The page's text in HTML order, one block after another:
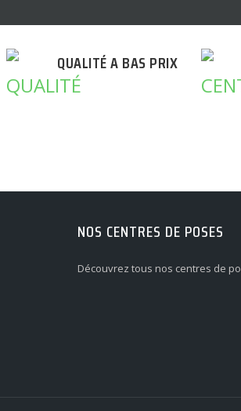
QUALITÉ A BAS PRIX
NOS CENTRES DE POSES
Découvrez tous nos centres de